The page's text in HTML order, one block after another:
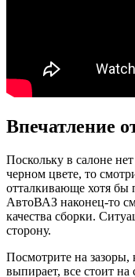
Впечатление
Поскольку в салоне
черном цвете, то
отталкивающе хотя бы
АвтоВАЗ наконец-то
качества сборки.
сторону.
Посмотрите на зазоры,
выпирает, все стоит на